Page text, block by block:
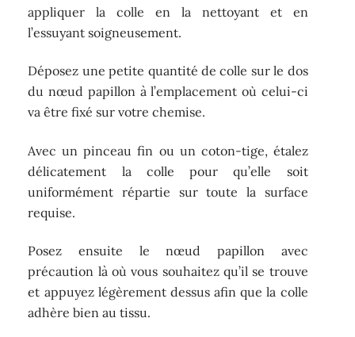
appliquer la colle en la nettoyant et en
l’essuyant soigneusement.
Déposez une petite quantité de colle sur le dos
du nœud papillon à l’emplacement où celui-ci
va être fixé sur votre chemise.
Avec un pinceau fin ou un coton-tige, étalez
délicatement la colle pour qu’elle soit
uniformément répartie sur toute la surface
requise.
Posez ensuite le nœud papillon avec
précaution là où vous souhaitez qu’il se trouve
et appuyez légèrement dessus afin que la colle
adhère bien au tissu.